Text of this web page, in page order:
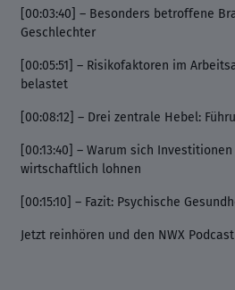
[00:03:40] – Besonders betroffene
Geschlechter
[00:05:51] – Risikofaktoren im
belastet
[00:08:12] – Drei zentrale Hebel:
[00:13:40] – Warum sich
wirtschaftlich lohnen
[00:15:10] – Fazit: Psychische
Jetzt reinhören und den NWX